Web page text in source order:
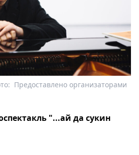
Предоставлено организаторами
"...ай да сукин